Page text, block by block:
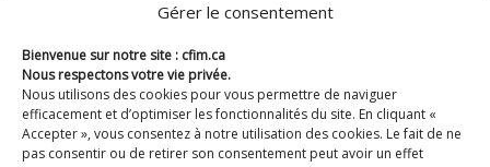
Gérer le consentement
Bienvenue sur notre site : cfim.ca
Nous respectons votre vie privée.
Nous utilisons des cookies pour vous permettre de naviguer
efficacement et d’optimiser les fonctionnalités du site. En cliquant «
Accepter », vous consentez à notre utilisation des cookies. Le fait de ne
pas consentir ou de retirer son consentement peut avoir un effet
Devenir membre de CFIM